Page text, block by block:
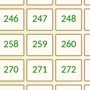
246 247 248
258 259 260
270 271 272